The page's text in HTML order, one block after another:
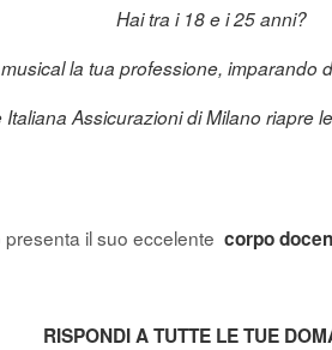
Hai tra i 18 e i 25 anni?
la tua professione, imparando
Italiana Assicurazioni di Milano riapre
il suo eccelente corpo
RISPONDI A TUTTE LE TUE